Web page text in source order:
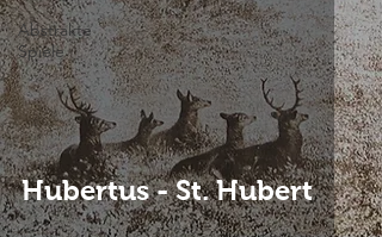
Abstrakte
Spiele
Hubertus - St. Hubert